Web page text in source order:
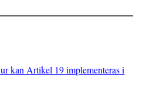
kan Artikel 19 implementeras i